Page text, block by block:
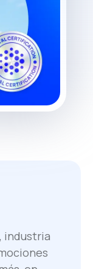
industria